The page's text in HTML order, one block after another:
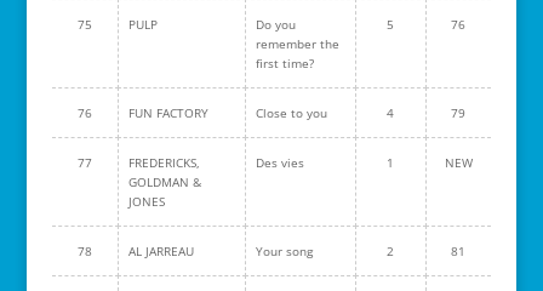
75 PULP
Do you
remember the
first time?
5 76
76 FUN FACTORY Close to you 4 79
77
FREDERICKS,
GOLDMAN &
JONES
Des vies 1 NEW
78 AL JARREAU Your song 2 81